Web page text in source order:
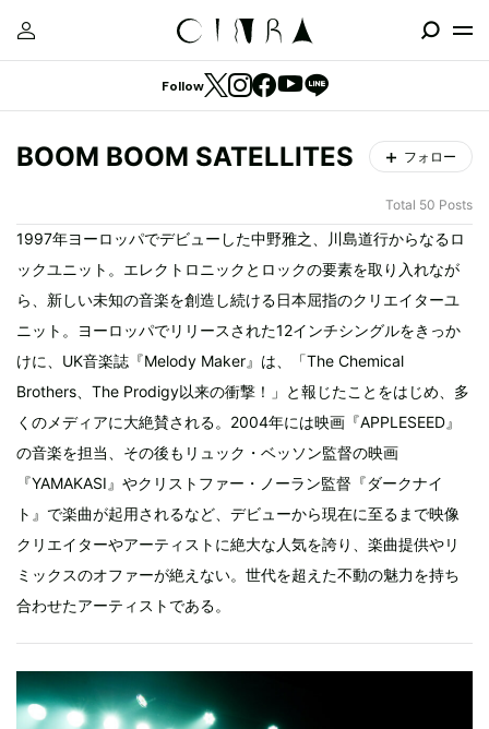
Follow
BOOM BOOM SATELLITES フォロー
Total 50 Posts
1997年ヨーロッパでデビューした中野雅之、川島道行からなるロ
ックユニット。エレクトロニックとロックの要素を取り入れなが
ら、新しい未知の音楽を創造し続ける日本屈指のクリエイターユ
ニット。ヨーロッパでリリースされた12インチシングルをきっか
けに、UK音楽誌『Melody Maker』は、「The Chemical
Brothers、The Prodigy以来の衝撃！」と報じたことをはじめ、多
くのメディアに大絶賛される。2004年には映画『APPLESEED』
の音楽を担当、その後もリュック・ベッソン監督の映画
『YAMAKASI』やクリストファー・ノーラン監督『ダークナイ
ト』で楽曲が起用されるなど、デビューから現在に至るまで映像
クリエイターやアーティストに絶大な人気を誇り、楽曲提供やリ
ミックスのオファーが絶えない。世代を超えた不動の魅力を持ち
合わせたアーティストである。